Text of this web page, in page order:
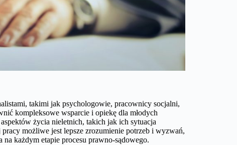
takimi jak psychologowie, pracownicy socjalni,
kompleksowe wsparcie i opiekę dla młodych
życia nieletnich, takich jak ich sytuacja
możliwe jest lepsze zrozumienie potrzeb i wyzwań,
każdym etapie procesu prawno-sądowego.